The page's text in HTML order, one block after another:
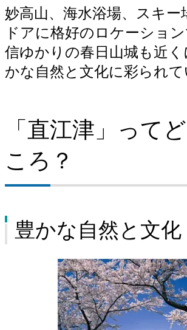
採用情報（直江津地区）
ISO登録証・JIS認証書（直江津地区）
妙高山、海水浴場、スキー
ドアに格好のロケーショ
信ゆかりの春日山城も近
かな自然と文化に彩られて
「直江津」って
ころ？
豊かな自然と文化